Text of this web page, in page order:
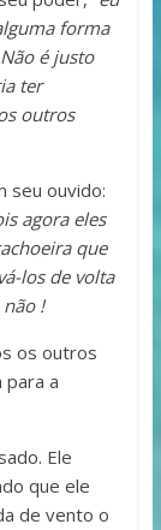
forma
é justo
ter
outros
seu ouvido:
agora eles
que
los de volta
não !
os outros
para a
Ele
que ele
de vento o